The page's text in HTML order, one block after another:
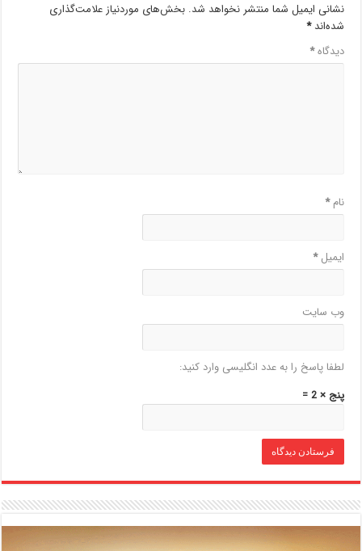
نشانی ایمیل شما منتشر نخواهد شد. بخش‌های موردنیاز علامت‌گذاری
شده‌اند*
دیدگاه*
نام*
ایمیل*
وب‌ سایت
لطفا پاسخ را به عدد انگلیسی وارد کنید:
پنج × 2 =